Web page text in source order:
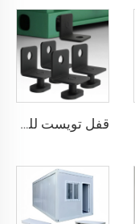
قفل تويست للحاويات الشحنية ISO من الأسفل ومن الجانب & قفل زاوية لتثبيت البضائع